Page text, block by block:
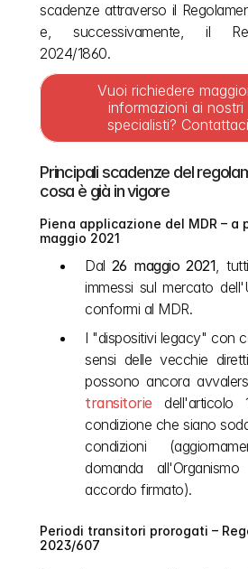
scadenze attraverso il
e, successivamente, il
2024/1860.
Vuoi richiedere
informazioni ai nostri
specialisti? Contattaci
Principali scadenze del
cosa è già in vigore
Piena applicazione del MDR – a
maggio 2021
Dal 26 maggio 2021,
immessi sul mercato
conformi al MDR.
I "dispositivi legacy" con
sensi delle vecchie
possono ancora
transitorie dell'articolo
condizione che siano
condizioni
domanda
accordo firmato).
Periodi transitori prorogati –
2023/607